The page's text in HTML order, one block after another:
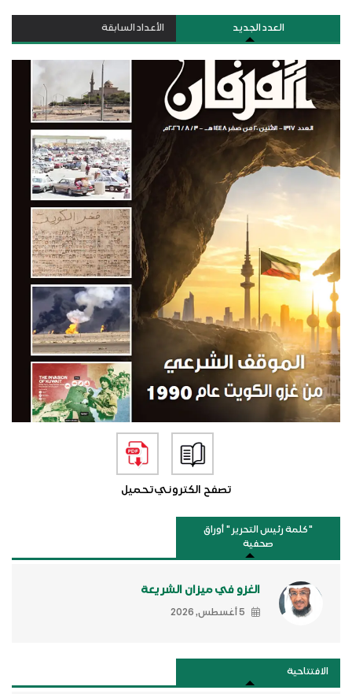
العدد الجديد الأعداد السابقة
تصفح الكترونيتحميل
"كلمة رئيس التحرير " أوراق
صحفية
الغزو في ميزان الشريعة
5 أغسطس, 2026
الافتتاحية